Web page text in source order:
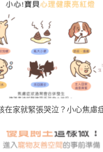
在家就緊張哭泣？小心焦慮